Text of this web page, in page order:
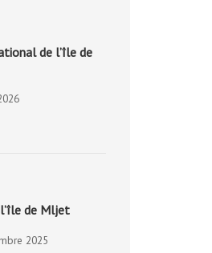
de l’île de
de Mljet
2025